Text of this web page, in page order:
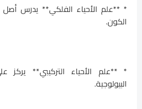
* **علم الأحياء الفلكي** يدرس
الكون.
* **علم الأحياء التركيبي** يركز
البيولوجية.